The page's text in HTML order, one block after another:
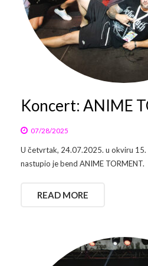
Koncert: ANIME
07/28/2025
U četvrtak, 24.07.2025. u okviru
nastupio je bend ANIME TORMENT.
READ MORE